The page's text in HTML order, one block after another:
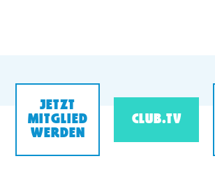
JETZT
MITGLIED
WERDEN
CLUB.TV